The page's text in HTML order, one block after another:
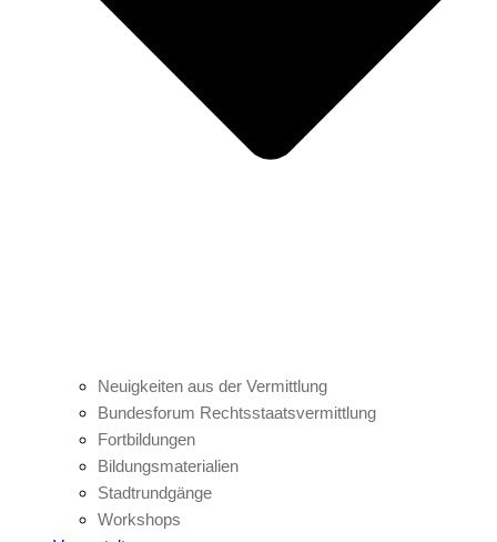
Neuigkeiten aus der Vermittlung
Bundesforum Rechtsstaatsvermittlung
Fortbildungen
Bildungsmaterialien
Stadtrundgänge
Workshops